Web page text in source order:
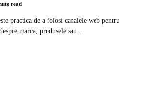
read
practica de a folosi canalele web pentru
marca, produsele sau…